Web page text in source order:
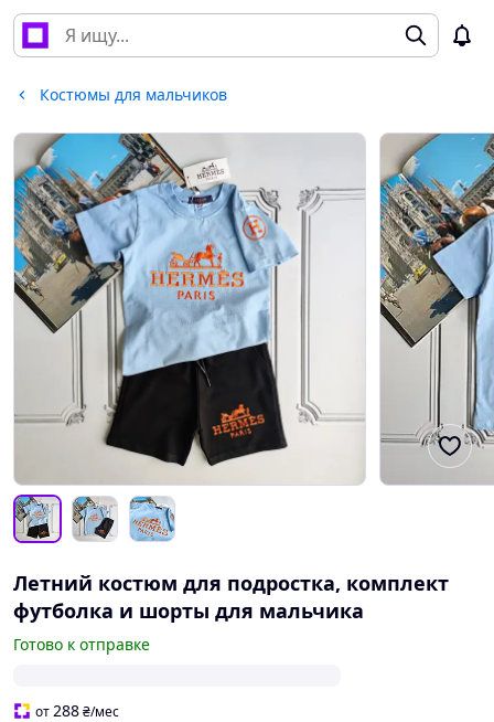
Костюмы для мальчиков
Летний костюм для подростка, комплект
футболка и шорты для мальчика
Готово к отправке
от288₴/мес